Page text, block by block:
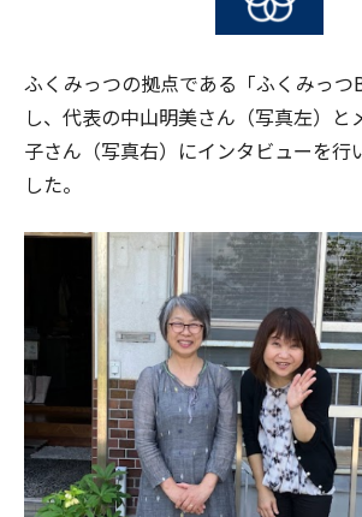
ふくみっつの拠点である「ふくみっつ
し、代表の中山明美さん（写真左）と
子さん（写真右）にインタビューを行
した。